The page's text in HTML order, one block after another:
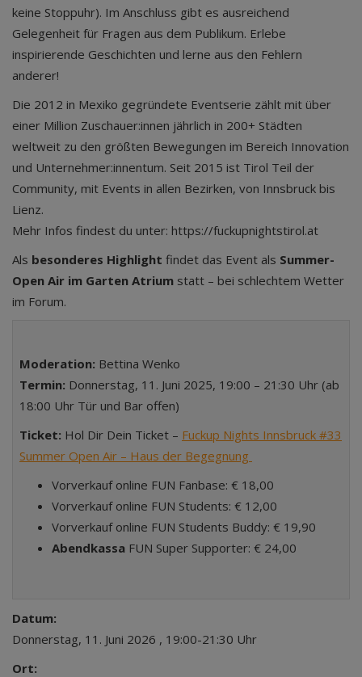
keine Stoppuhr). Im Anschluss gibt es ausreichend
Gelegenheit für Fragen aus dem Publikum. Erlebe
inspirierende Geschichten und lerne aus den Fehlern
anderer!
Die 2012 in Mexiko gegründete Eventserie zählt mit über
einer Million Zuschauer:innen jährlich in 200+ Städten
weltweit zu den größten Bewegungen im Bereich Innovation
und Unternehmer:innentum. Seit 2015 ist Tirol Teil der
Community, mit Events in allen Bezirken, von Innsbruck bis
Lienz.
Mehr Infos findest du unter: https://fuckupnightstirol.at
Als besonderes Highlight findet das Event als Summer-
Open Air im Garten Atrium statt – bei schlechtem Wetter
im Forum.
Moderation: Bettina Wenko
Termin: Donnerstag, 11. Juni 2025, 19:00 – 21:30 Uhr (ab
18:00 Uhr Tür und Bar offen)
Ticket: Hol Dir Dein Ticket – Fuckup Nights Innsbruck #33
Summer Open Air – Haus der Begegnung
Vorverkauf online FUN Fanbase: € 18,00
Vorverkauf online FUN Students: € 12,00
Vorverkauf online FUN Students Buddy: € 19,90
Abendkassa FUN Super Supporter: € 24,00
Datum:
Donnerstag, 11. Juni 2026 , 19:00-21:30 Uhr
Ort: